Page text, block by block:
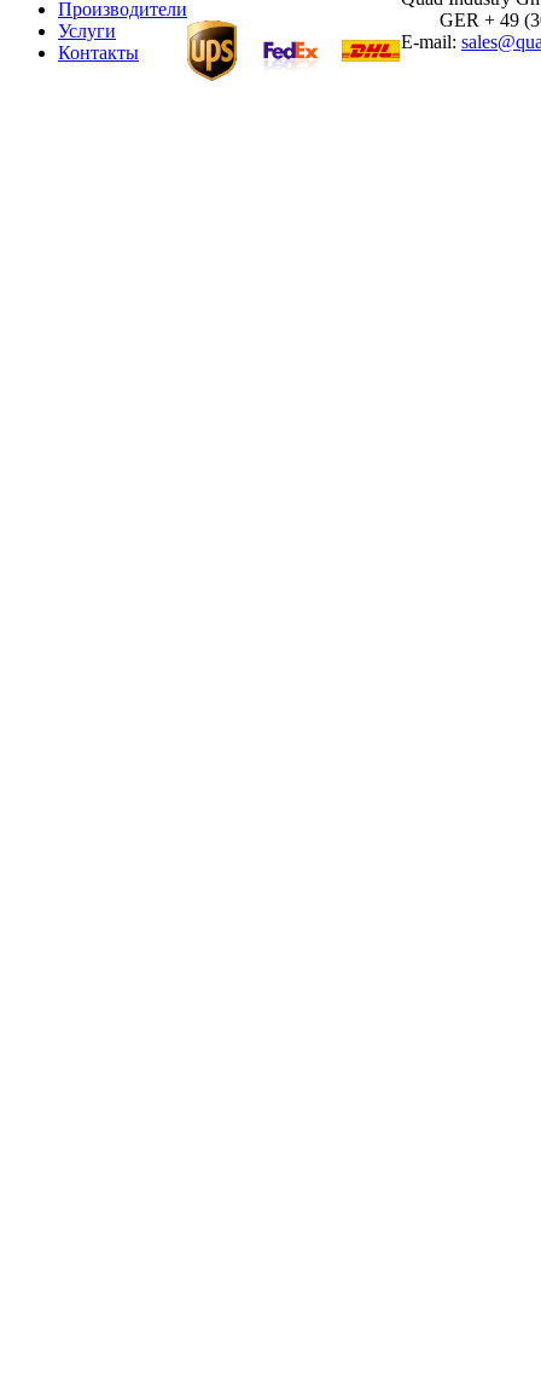
Производители
Услуги
Контакты
GER + 49
E-mail: